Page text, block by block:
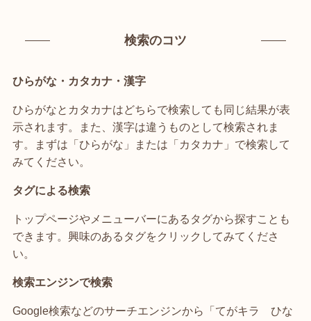
検索のコツ
ひらがな・カタカナ・漢字
ひらがなとカタカナはどちらで検索しても同じ結果が表
示されます。また、漢字は違うものとして検索されま
す。まずは「ひらがな」または「カタカナ」で検索して
みてください。
タグによる検索
トップページやメニューバーにあるタグから探すことも
できます。興味のあるタグをクリックしてみてくださ
い。
検索エンジンで検索
Google検索などのサーチエンジンから「てがキラ ひな